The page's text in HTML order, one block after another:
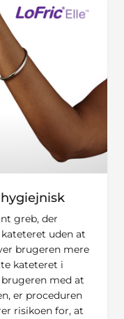
greb, der
uden at
brugeren mere
kateteret i
med at
er proceduren
risikoen for, at